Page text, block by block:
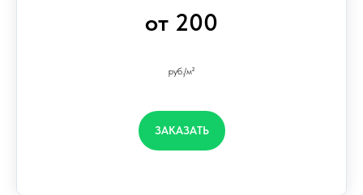
от 200
руб./м²
ЗАКАЗАТЬ